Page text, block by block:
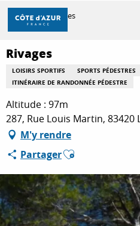
Aller
contenu
principal
DÉCOUVRIR
À FAIRE
SÉJOURNER
Accueil Rivages
Rivages
LOISIRS SPORTIFS
SPORTS PÉDESTRES
ITINÉRAIRE DE RANDONNÉE PÉDESTRE
Altitude : 97m
287, Rue Louis Martin, 83420
M'y rendre
PartagerAjouter aux favoris